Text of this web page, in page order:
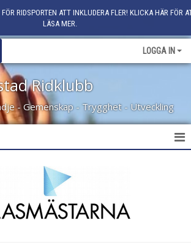
RIDSPORTEN ATT INKLUDERA FLER! KLICKA HÄR FÖR
LÄSA MER.
LOGGA IN
Ridklubb
- Gemenskap - Trygghet - Utveckling